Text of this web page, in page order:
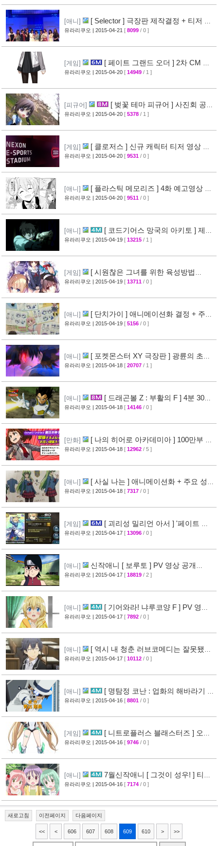
[애니]
[ Selector ] 극장판 제작결정 + 티저 영
상 공개
[24]
유라리쿠오 | 2015-04-21 [ 8099 / 0 ]
[게임]
[ 페이트 그랜드 오더 ] 2차 CM 영
상 공개 ( Fate/Grand Order )
유라리쿠오 | 2015-04-20 [ 14949 / 1 ]
[피규어]
[ 벚꽃 테마 피규어 ] 사진회 공개
( 굿스마일 ) [29]
유라리쿠오 | 2015-04-20 [ 5378 / 1 ]
[게임]
[ 클로저스 ] 신규 캐릭터 티저 영상 공
개 [42]
유라리쿠오 | 2015-04-20 [ 9531 / 0 ]
[애니]
[ 플라스틱 메모리즈 ] 4화 예고영상 +
애니메이션 비교 화면 공개
유라리쿠오 | 2015-04-20 [ 9511 / 0 ]
[애니]
[ 코드기어스 망국의 아키토 ] 제3
장 다이제스트 10분영상 공개
유라리쿠오 | 2015-04-19 [ 13215 / 1 ]
[게임]
[ 시원찮은 그녀를 위한 육성방법
blessing flowers ] 캐릭터 소개 영상 공개
유라리쿠오 | 2015-04-19 [ 13711 / 0 ]
[애니]
[ 단치가이 ] 애니메이션화 결정 + 주요
성우진 공개 [27]
유라리쿠오 | 2015-04-19 [ 5156 / 0 ]
[애니]
[ 포켓몬스터 XY 극장판 ] 광륜의 초마
신 후파 PV 영상 공개 [47]
유라리쿠오 | 2015-04-18 [ 20707 / 1 ]
[애니]
[ 드래곤볼 Z : 부활의 F ] 4분 30초
스토리 영상 공개
[38]
유라리쿠오 | 2015-04-18 [ 14146 / 0 ]
[만화]
[ 나의 히어로 아카데미아 ] 100만부 돌
파 & 특설페이지 오픈 [44]
유라리쿠오 | 2015-04-18 [ 12962 / 5 ]
[애니]
[ 사실 나는 ] 애니메이션화 + 주요 성우
진 명단 공개 [32]
유라리쿠오 | 2015-04-18 [ 7317 / 0 ]
[게임]
[ 괴리성 밀리언 아서 ] '페이트 스
테이 나이트' 제휴 이벤트 정보
유라리쿠오 | 2015-04-17 [ 13096 / 0 ]
[애니]
신작애니 [ 보루토 ] PV 영상 공개
(BORUTO) [68]
유라리쿠오 | 2015-04-17 [ 18819 / 2 ]
[애니]
[ 기어와라! 냐루코양 F ] PV 영상
공개 [32]
유라리쿠오 | 2015-04-17 [ 7892 / 0 ]
[애니]
[ 역시 내 청춘 러브코메디는 잘못됐다
속 ] 3화 선행컷 + 개요 공개
유라리쿠오 | 2015-04-17 [ 10112 / 0 ]
[애니]
[ 명탐정 코난 : 업화의 해바라기 ]
CM 영상 공개 [40]
유라리쿠오 | 2015-04-16 [ 8801 / 0 ]
[게임]
[ 니트로플러스 블래스터즈 ] 오프
닝 영상 공개 [32]
유라리쿠오 | 2015-04-16 [ 9746 / 0 ]
[애니]
7월신작애니 [ 그것이 성우! ] 티저
영상 공개
[26]
유라리쿠오 | 2015-04-16 [ 7174 / 0 ]
새로고침 이전페이지 다음페이지
<< < 606 607 608 609 610 > >>